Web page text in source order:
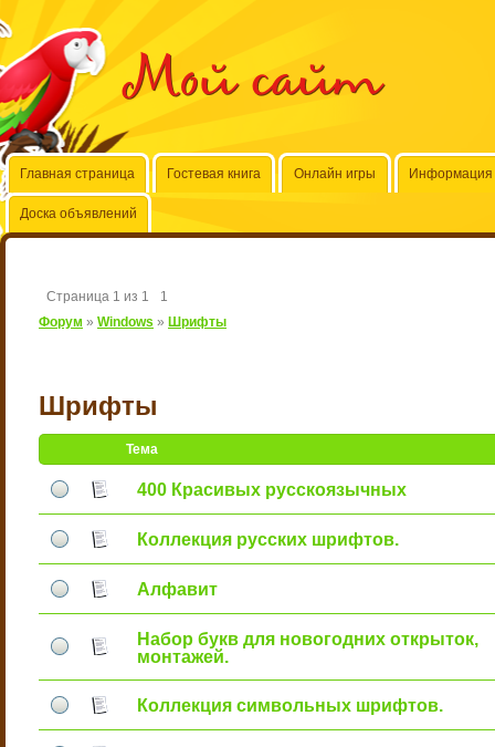
Мой сайт
Главная страница Гостевая книга Онлайн игры Информация
Доска объявлений
Страница 1 из 1
1
Форум » Windows » Шрифты
Шрифты
Тема
400 Красивых русскоязычных
Коллекция русских шрифтов.
Алфавит
Набор букв для новогодних открыток,
монтажей.
Коллекция символьных шрифтов.